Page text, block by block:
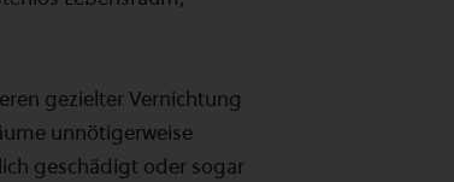
gezielter Vernichtung
unnötigerweise
geschädigt oder sogar